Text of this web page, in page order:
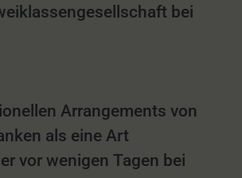
bei
Arrangements von
als eine Art
vor wenigen Tagen bei